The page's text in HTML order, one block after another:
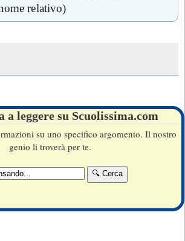
relativo)
a leggere su Scuolissima.com
su uno specifico argomento. Il nostro
genio li troverà per te.